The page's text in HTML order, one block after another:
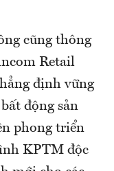
cũng thông
Retail
định vững
động sản
phong triển
KPTM độc